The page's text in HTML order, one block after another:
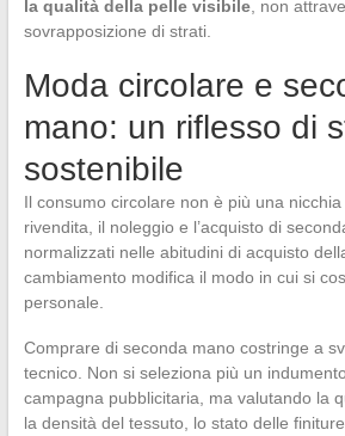
la qualità della pelle visibile, non
sovrapposizione di strati.
Moda circolare e
mano: un riflesso di
sostenibile
Il consumo circolare non è più una
rivendita, il noleggio e l’acquisto di
normalizzati nelle abitudini di acquisto
cambiamento modifica il modo in cui si
personale.
Comprare di seconda mano costringe a
tecnico. Non si seleziona più un
campagna pubblicitaria, ma valutando la
la densità del tessuto, lo stato delle finiture.